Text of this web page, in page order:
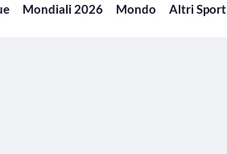
Mondiali 2026 Mondo Altri Sport